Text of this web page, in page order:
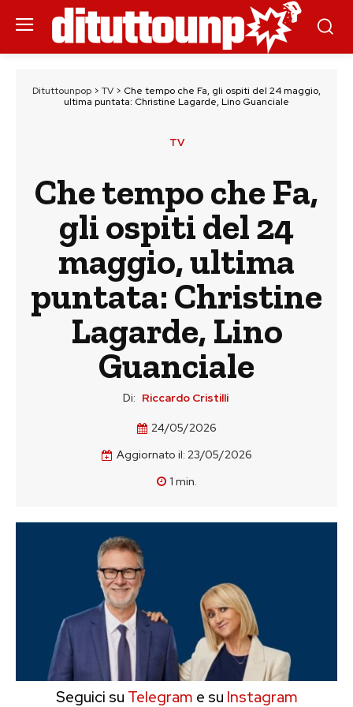
Dituttounpop > TV > Che tempo che Fa, gli ospiti del 24 maggio,
ultima puntata: Christine Lagarde, Lino Guanciale
TV
Che tempo che Fa,
gli ospiti del 24
maggio, ultima
puntata: Christine
Lagarde, Lino
Guanciale
Di: Riccardo Cristilli
24/05/2026
Aggiornato il: 23/05/2026
1 min.
Seguici su Telegram e su Instagram